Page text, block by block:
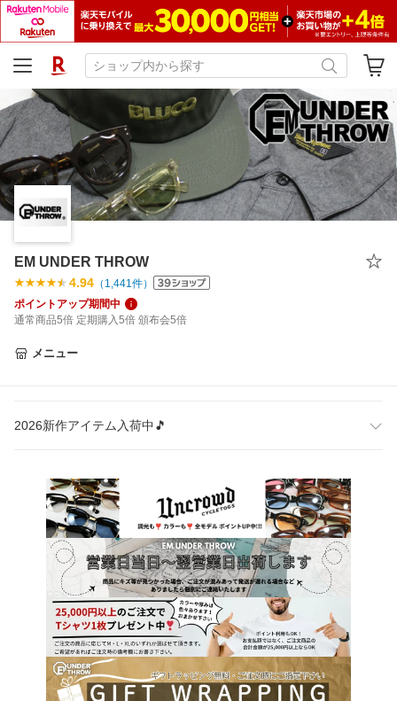
EM UNDER THROW
4.94 （ 1,441件）
ポイントアップ期間中
通常商品5倍 定期購入5倍 頒布会5倍
メニュー
2026新作アイテム入荷中🎵